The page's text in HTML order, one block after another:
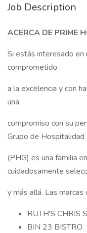
Job Description
ACERCA DE PRIME
Si estás interesado en
comprometido
a la excelencia y con
una
compromiso con su
Grupo de Hospitalidad
(PHG) es una familia
cuidadosamente
y más allá. Las marcas
RUTH'S CHRIS
BIN 23 BISTRO